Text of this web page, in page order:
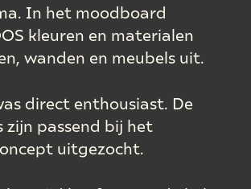
In het moodboard
kleuren en materialen
wanden en meubels uit.
direct enthousiast. De
zijn passend bij het
uitgezocht.